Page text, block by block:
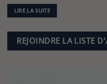
LIRE LA SUITE
REJOINDRE LA LISTE